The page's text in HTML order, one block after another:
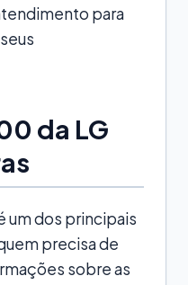
para
da LG
um dos principais
precisa de
sobre as